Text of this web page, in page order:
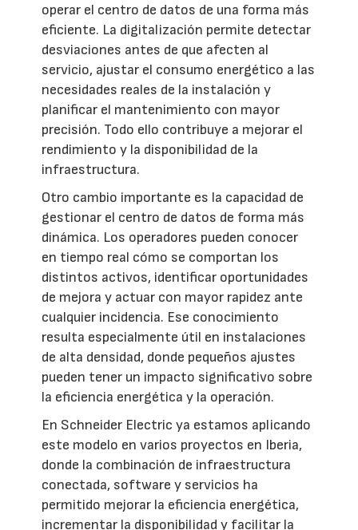
operar el centro de datos de una forma más
eficiente. La digitalización permite detectar
desviaciones antes de que afecten al
servicio, ajustar el consumo energético a las
necesidades reales de la instalación y
planificar el mantenimiento con mayor
precisión. Todo ello contribuye a mejorar el
rendimiento y la disponibilidad de la
infraestructura.
Otro cambio importante es la capacidad de
gestionar el centro de datos de forma más
dinámica. Los operadores pueden conocer
en tiempo real cómo se comportan los
distintos activos, identificar oportunidades
de mejora y actuar con mayor rapidez ante
cualquier incidencia. Ese conocimiento
resulta especialmente útil en instalaciones
de alta densidad, donde pequeños ajustes
pueden tener un impacto significativo sobre
la eficiencia energética y la operación.
En Schneider Electric ya estamos aplicando
este modelo en varios proyectos en Iberia,
donde la combinación de infraestructura
conectada, software y servicios ha
permitido mejorar la eficiencia energética,
incrementar la disponibilidad y facilitar la